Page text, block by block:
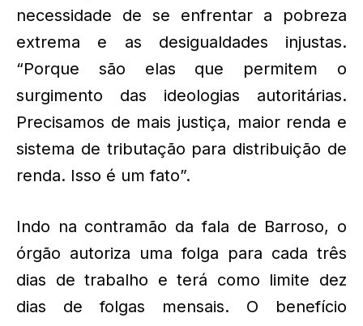
necessidade de se enfrentar a pobreza
extrema e as desigualdades injustas.
“Porque são elas que permitem o
surgimento das ideologias autoritárias.
Precisamos de mais justiça, maior renda e
sistema de tributação para distribuição de
renda. Isso é um fato”.
Indo na contramão da fala de Barroso, o
órgão autoriza uma folga para cada três
dias de trabalho e terá como limite dez
dias de folgas mensais. O benefício